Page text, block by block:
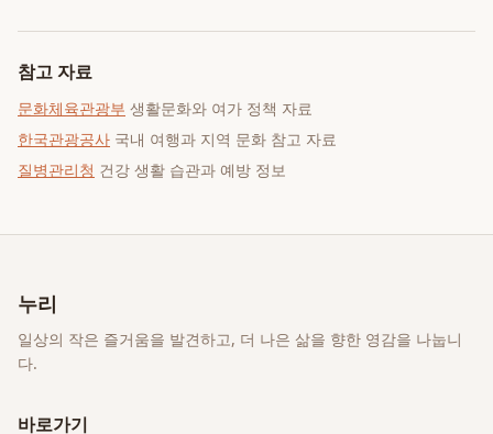
참고 자료
문화체육관광부 생활문화와 여가 정책 자료
한국관광공사 국내 여행과 지역 문화 참고 자료
질병관리청 건강 생활 습관과 예방 정보
누리
일상의 작은 즐거움을 발견하고, 더 나은 삶을 향한 영감을 나눕니
다.
바로가기